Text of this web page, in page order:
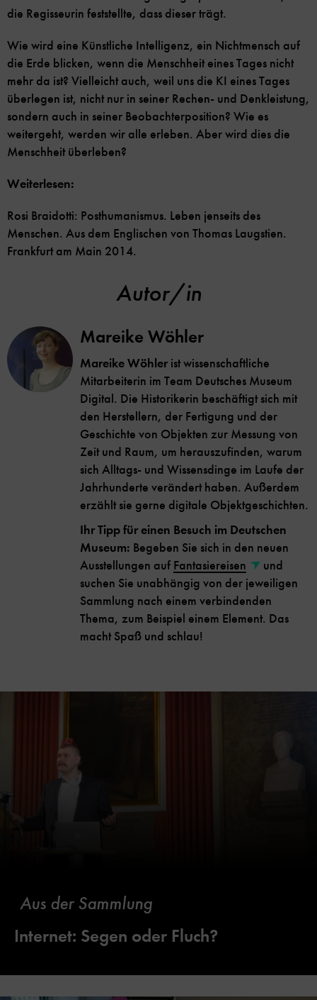
die Regisseurin feststellte, dass dieser trägt.
Wie wird eine Künstliche Intelligenz, ein Nichtmensch auf
die Erde blicken, wenn die Menschheit eines Tages nicht
mehr da ist? Vielleicht auch, weil uns die KI eines Tages
überlegen ist, nicht nur in seiner Rechen- und Denkleistung,
sondern auch in seiner Beobachterposition? Wie es
weitergeht, werden wir alle erleben. Aber wird dies die
Menschheit überleben?
Weiterlesen:
Rosi Braidotti: Posthumanismus. Leben jenseits des
Menschen. Aus dem Englischen von Thomas Laugstien.
Frankfurt am Main 2014.
Autor/in
Mareike Wöhler
Mareike Wöhlerist wissenschaftliche
Mitarbeiterin im Team Deutsches Museum
Digital. Die Historikerin beschäftigt sich mit
den Herstellern, der Fertigung und der
Geschichte von Objekten zur Messung von
Zeit und Raum, um herauszufinden, warum
sich Alltags- und Wissensdinge im Laufe der
Jahrhunderte verändert haben. Außerdem
erzählt sie gerne digitale Objektgeschichten.
Ihr Tipp für einen Besuch im Deutschen
Museum: Begeben Sie sich in den neuen
Ausstellungen auf Fantasiereisen
und
suchen Sie unabhängig von der jeweiligen
Sammlung nach einem verbindenden
Thema, zum Beispiel einem Element. Das
macht Spaß und schlau!
Aus der Sammlung
Internet: Segen oder Fluch?